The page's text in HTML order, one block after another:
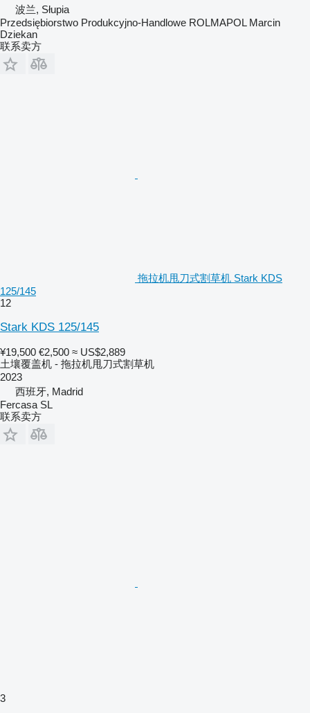
波兰, Słupia
Przedsiębiorstwo Produkcyjno-Handlowe ROLMAPOL Marcin
Dziekan
联系卖方
拖拉机甩刀式割草机 Stark KDS
125/145
12
Stark KDS 125/145
¥19,500 €2,500 ≈ US$2,889
土壤覆盖机 - 拖拉机甩刀式割草机
2023
西班牙, Madrid
Fercasa SL
联系卖方
3